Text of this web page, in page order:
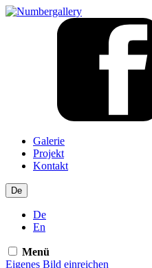
Galerie
Projekt
Kontakt
De
De
En
Menü
Eigenes Bild einreichen